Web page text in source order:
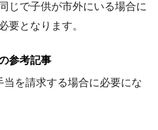
じで子供が市外にいる場合に
要となります。
参考記事
を請求する場合に必要にな